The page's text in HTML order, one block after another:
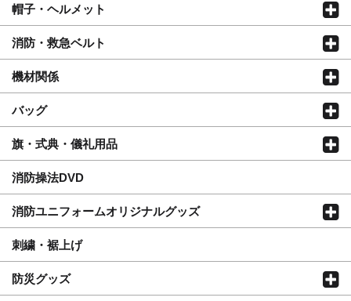
帽子・ヘルメット
消防・救急ベルト
機材関係
バッグ
旗・式典・儀礼用品
消防操法DVD
消防ユニフォームオリジナルグッズ
刺繍・裾上げ
防災グッズ